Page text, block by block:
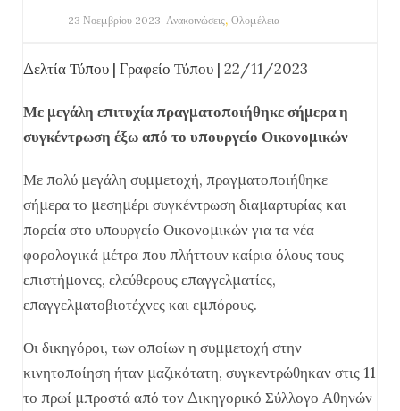
23 Νοεμβρίου 2023 Ανακοινώσεις, Ολομέλεια
Δελτία Τύπου | Γραφείο Τύπου | 22/11/2023
Με μεγάλη επιτυχία πραγματοποιήθηκε σήμερα η
συγκέντρωση έξω από το υπουργείο Οικονομικών
Με πολύ μεγάλη συμμετοχή, πραγματοποιήθηκε
σήμερα το μεσημέρι συγκέντρωση διαμαρτυρίας και
πορεία στο υπουργείο Οικονομικών για τα νέα
φορολογικά μέτρα που πλήττουν καίρια όλους τους
επιστήμονες, ελεύθερους επαγγελματίες,
επαγγελματοβιοτέχνες και εμπόρους.
Οι δικηγόροι, των οποίων η συμμετοχή στην
κινητοποίηση ήταν μαζικότατη, συγκεντρώθηκαν στις 11
το πρωί μπροστά από τον Δικηγορικό Σύλλογο Αθηνών